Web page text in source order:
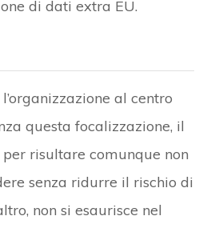
di dati extra EU.
al centro
questa focalizzazione, il
risultare comunque non
senza ridurre il rischio di
non si esaurisce nel